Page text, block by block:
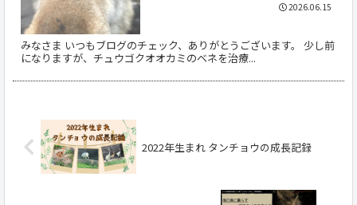
みなさま いつもブログのチェック、ありがとうございます。 少し前
になりますが、チュウゴクオオカミのベネを治療...
2026.06.15
2022年生まれ タンチョウの成長記録